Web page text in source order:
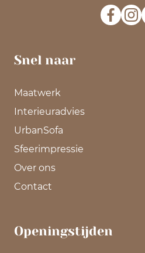
Openingstijden
Snel naar
Maatwerk
Interieuradvies
UrbanSofa
Sfeerimpressie
Over ons
Contact